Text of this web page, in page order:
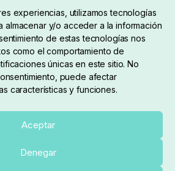
experiencias, utilizamos tecnologías
almacenar y/o acceder a la información
de estas tecnologías nos
como el comportamiento de
únicas en este sitio. No
puede afectar
características y funciones.
Aceptar
Denegar